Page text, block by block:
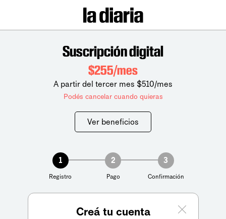
Suscripción digital
$255/mes
A partir del tercer mes $510/mes
Podés cancelar cuando quieras
Ver beneficios
1
Registro
2
Pago
3
Confirmación
Creá tu cuenta